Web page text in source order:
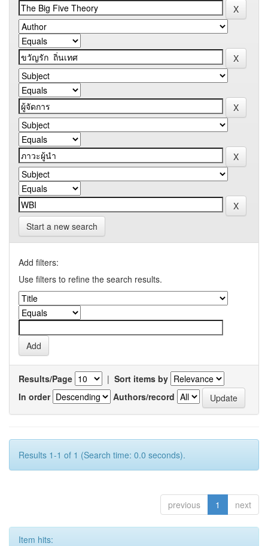
Start a new search
Add filters:
Use filters to refine the search results.
Results/Page | Sort items by
In order
Authors/record
Results 1-1 of 1 (Search time: 0.0 seconds).
previous 1 next
Item hits: